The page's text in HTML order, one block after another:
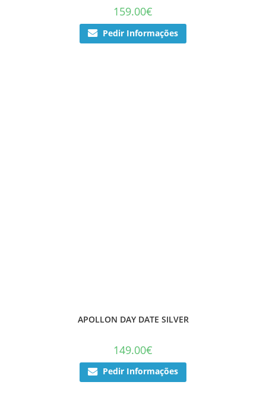
159.00€
Pedir Informações
APOLLON DAY DATE SILVER
149.00€
Pedir Informações